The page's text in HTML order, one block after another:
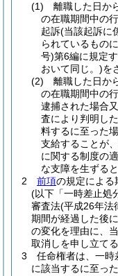
(1)
離職した日か
の在職期間中の
起訴(当該起訴に
られているもの
号)第6編に規定
おいて同じ。)を
(2)
離職した日か
の在職期間中の
逮捕された場合
査により判明し
料するに至った
支給することが
に関する制度の
な支障を生ずる
2
前項の規定による
(以下「一時差止処
審査法(平成26年法
期間が経過した後
の変化を理由に、
取消しを申し立て
3
任命権者は、一時
に該当するに至っ